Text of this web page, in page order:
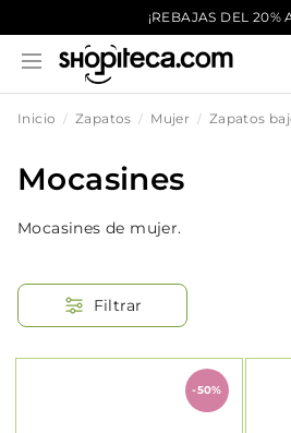
¡REBAJAS DEL 20%
Inicio Zapatos Mujer Zapatos
Mocasines
Mocasines de mujer.
Filtrar
-50%